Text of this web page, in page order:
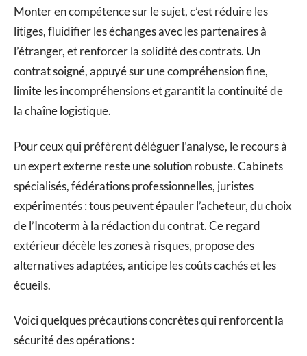
Monter en compétence sur le sujet, c’est réduire les
litiges, fluidifier les échanges avec les partenaires à
l’étranger, et renforcer la solidité des contrats. Un
contrat soigné, appuyé sur une compréhension fine,
limite les incompréhensions et garantit la continuité de
la chaîne logistique.
Pour ceux qui préfèrent déléguer l’analyse, le recours à
un expert externe reste une solution robuste. Cabinets
spécialisés, fédérations professionnelles, juristes
expérimentés : tous peuvent épauler l’acheteur, du choix
de l’Incoterm à la rédaction du contrat. Ce regard
extérieur décèle les zones à risques, propose des
alternatives adaptées, anticipe les coûts cachés et les
écueils.
Voici quelques précautions concrètes qui renforcent la
sécurité des opérations :